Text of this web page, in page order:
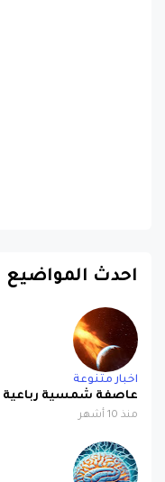
احدث المواضيع
اخبار متنوعة
عاصفة شمسية رباعية
منذ 10 أشهر